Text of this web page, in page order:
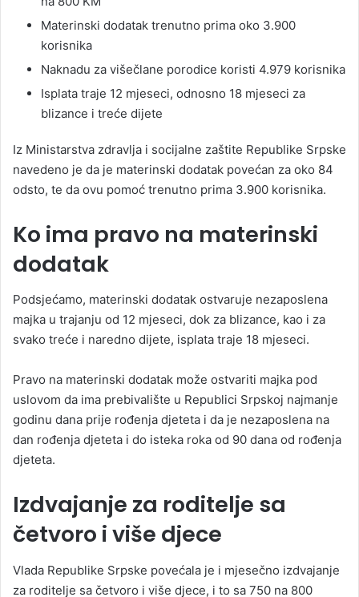
Materinski dodatak trenutno prima oko 3.900
korisnika
Naknadu za višečlane porodice koristi 4.979 korisnika
Isplata traje 12 mjeseci, odnosno 18 mjeseci za
blizance i treće dijete
Iz Ministarstva zdravlja i socijalne zaštite Republike Srpske
navedeno je da je materinski dodatak povećan za oko 84
odsto, te da ovu pomoć trenutno prima 3.900 korisnika.
Ko ima pravo na materinski
dodatak
Podsjećamo, materinski dodatak ostvaruje nezaposlena
majka u trajanju od 12 mjeseci, dok za blizance, kao i za
svako treće i naredno dijete, isplata traje 18 mjeseci.
Pravo na materinski dodatak može ostvariti majka pod
uslovom da ima prebivalište u Republici Srpskoj najmanje
godinu dana prije rođenja djeteta i da je nezaposlena na
dan rođenja djeteta i do isteka roka od 90 dana od rođenja
djeteta.
Izdvajanje za roditelje sa
četvoro i više djece
Vlada Republike Srpske povećala je i mjesečno izdvajanje
za roditelje sa četvoro i više djece, i to sa 750 na 800